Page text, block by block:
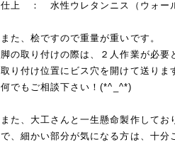
仕上 ： 水性ウレタンニス（ウォー
また、桧ですので重量が重いです。
脚の取り付けの際は、２人作業が必要
取り付け位置にビス穴を開けて送りま
何でもご相談下さい！(*^_^*)
また、大工さんと一生懸命製作して
で、細かい部分が気になる方は、十分